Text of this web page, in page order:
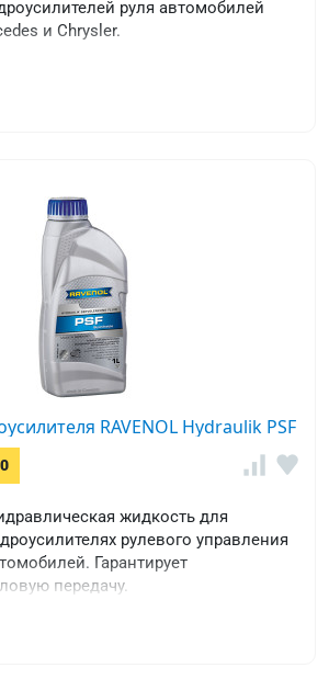
руля автомобилей
и Chrysler.
RAVENOL Hydraulik PSF
жидкость для
рулевого управления
Гарантирует
передачу.